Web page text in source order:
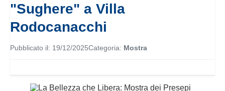
"Sughere" a Villa
Rodocanacchi
Pubblicato il: 19/12/2025Categoria: Mostra